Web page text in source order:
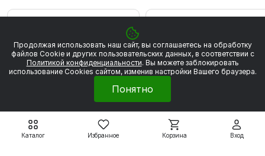
Каталог Избранное Корзина Вход
Продолжая использовать наш сайт, вы соглашаетесь на обработку
файлов Сookie и других пользовательских данных, в соответствии с
Политикой конфиденциальности. Вы можете заблокировать
использование Cookies сайтом, изменив настройки Вашего браузера.
Понятно